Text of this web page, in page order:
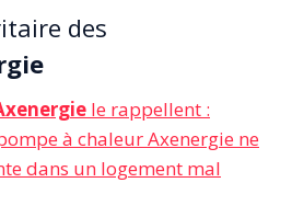
des
le rappellent :
à chaleur Axenergie ne
dans un logement mal